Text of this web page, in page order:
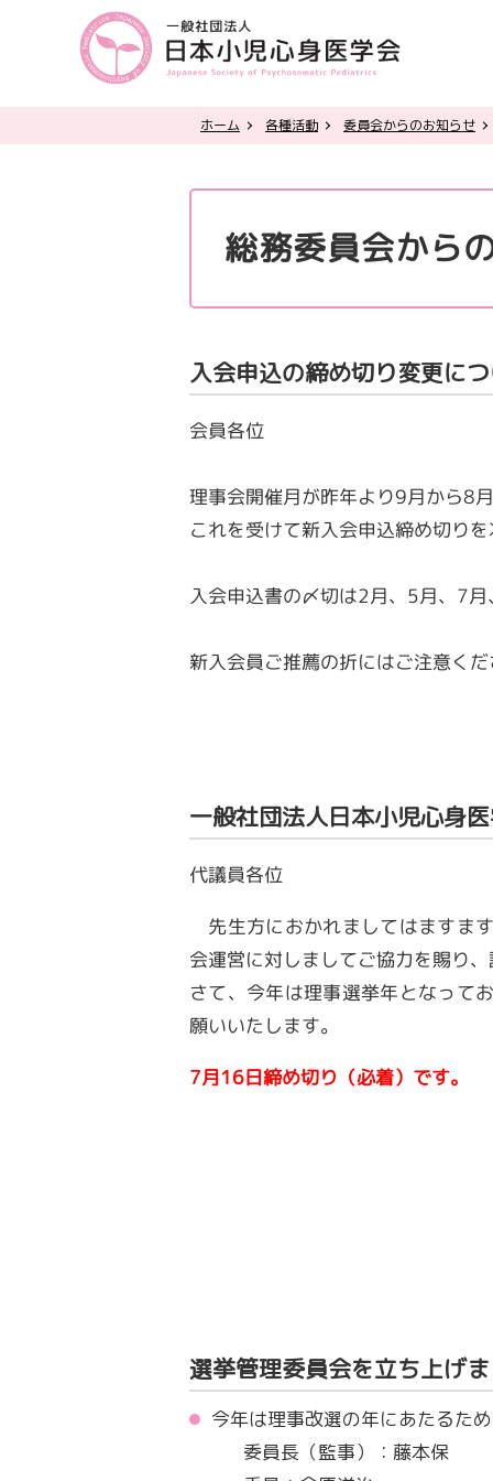
ホーム 各種活動 委員会からのお知らせ
総務委員会から
入会申込の締め切り変更に
会員各位
理事会開催月が昨年より9月から8
これを受けて新入会申込締め切り
入会申込書の〆切は2月、5月、7
新入会員ご推薦の折にはご注意く
一般社団法人日本小児心身
代議員各位
先生方におかれましてはますま
会運営に対しましてご協力を賜り
さて、今年は理事選挙年となって
願いいたします。
7月16日締め切り（必着）です。
選挙管理委員会を立ち上げ
今年は理事改選の年にあたるた
委員長（監事）：藤本保